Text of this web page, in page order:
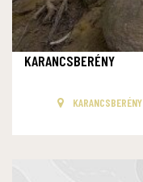
KARANCSBERÉNY
KARANCSBERÉNY